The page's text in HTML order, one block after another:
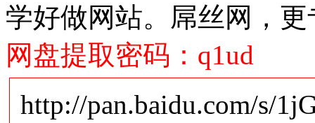
学好做网站。屌丝网，
网盘提取密码：q1ud
http://pan.baidu.com/s/